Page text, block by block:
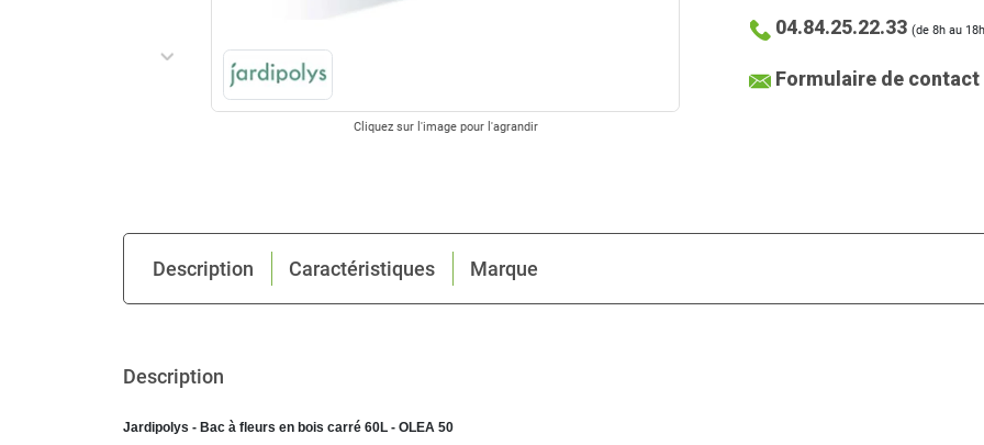
keyboard_arrow_right
Cliquez sur l'image pour l'agrandir
04.84.25.22.33 (de 8h au
Formulaire de contact
Description Caractéristiques Marque
Description
Jardipolys - Bac à fleurs en bois carré 60L - OLEA 50